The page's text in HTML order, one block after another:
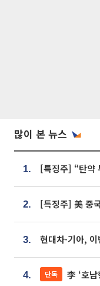
많이 본 뉴스
1.
2.
3.
4. 단독 李 ‘호남형 대